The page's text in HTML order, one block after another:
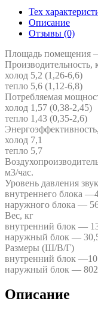
50м2,
(-25°C)
VETERO
“Серия
Bonum"
V-
S18BHPAC
Тех
Описание
Отзывы (0)
Площадь помещения
Производительность,
холод 5,2 (1,26-6,6)
тепло 5,6 (1,12-6,8)
Потребляемая
холод 1,57 (0,38-2,45)
тепло 1,43 (0,35-2,6)
холод 7,1
тепло 5,7
м3/час.
Уровень давления
внутреннего блока
наружного блока —
Вес, кг
внутренний блок —
наружный блок —
Размеры (Ш/В/Г)
внутренний блок
наружный блок —
Описание